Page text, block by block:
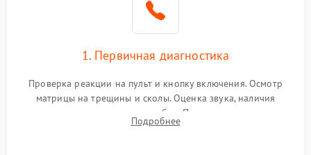
1. Первичная диагностика
Проверка реакции на пульт и кнопку включения. Осмотр
матрицы на трещины и сколы. Оценка звука, наличия
подсветки и индикаторов ошибок. Подключение тестовых
источников сигнала для выявления симптомов поломки.
Подробнее